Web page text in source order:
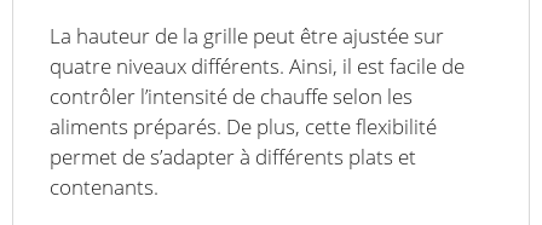
La hauteur de la grille peut être ajustée sur
quatre niveaux différents. Ainsi, il est facile de
contrôler l’intensité de chauffe selon les
aliments préparés. De plus, cette flexibilité
permet de s’adapter à différents plats et
contenants.